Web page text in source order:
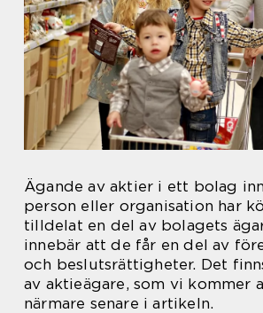
Ägande av aktier i ett bolag
person eller organisation har
tilldelat en del av bolagets
innebär att de får en del av
och beslutsrättigheter. Det
av aktieägare, som vi kommer
närmare senare i artikeln.